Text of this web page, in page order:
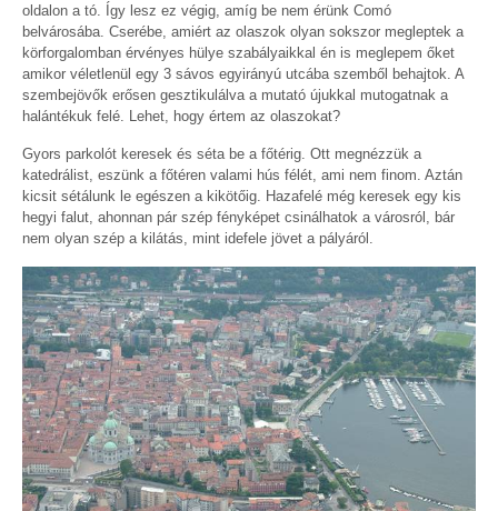
oldalon a tó. Így lesz ez végig, amíg be nem érünk Comó
belvárosába. Cserébe, amiért az olaszok olyan sokszor megleptek a
körforgalomban érvényes hülye szabályaikkal én is meglepem őket
amikor véletlenül egy 3 sávos egyirányú utcába szemből behajtok. A
szembejövők erősen gesztikulálva a mutató újukkal mutogatnak a
halántékuk felé. Lehet, hogy értem az olaszokat?
Gyors parkolót keresek és séta be a főtérig. Ott megnézzük a
katedrálist, eszünk a főtéren valami hús félét, ami nem finom. Aztán
kicsit sétálunk le egészen a kikötőig. Hazafelé még keresek egy kis
hegyi falut, ahonnan pár szép fényképet csinálhatok a városról, bár
nem olyan szép a kilátás, mint idefele jövet a pályáról.